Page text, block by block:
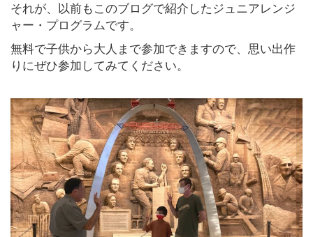
それが、以前もこのブログで紹介したジュニアレンジ
ャー・プログラムです。
無料で子供から大人まで参加できますので、思い出作
りにぜひ参加してみてください。